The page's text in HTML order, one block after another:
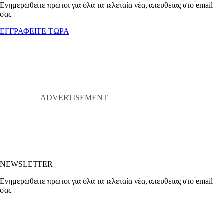
Ενημερωθείτε πρώτοι για όλα τα τελεταία νέα, απευθείας στο email
σας
ΕΓΓΡΑΦΕΙΤΕ ΤΩΡΑ
NEWSLETTER
Ενημερωθείτε πρώτοι για όλα τα τελεταία νέα, απευθείας στο email
σας